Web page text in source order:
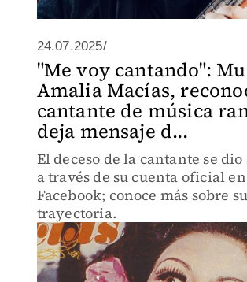
24.07.2025/
"Me voy cantando":
Amalia Macías,
cantante de música
deja mensaje d...
El deceso de la cantante se
a través de su cuenta oficial en
Facebook; conoce más sobre su
trayectoria.